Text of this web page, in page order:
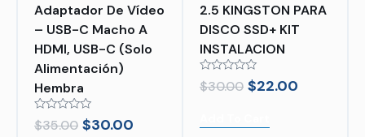
Adaptador De Vídeo
– USB-C Macho A
HDMI, USB-C (solo
Alimentación)
Hembra
Rated
0
$35.00 $30.00
2.5 KINGSTON PARA
DISCO SSD+ KIT
INSTALACION
Rated
0
$30.00 $22.00